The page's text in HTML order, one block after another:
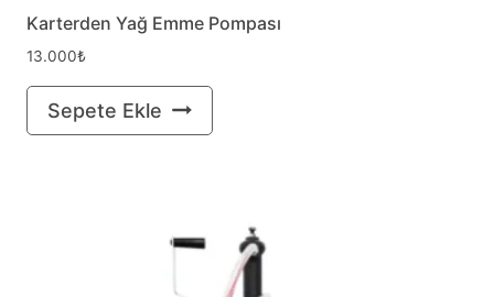
Karterden Yağ Emme Pompası
13.000₺
Sepete Ekle